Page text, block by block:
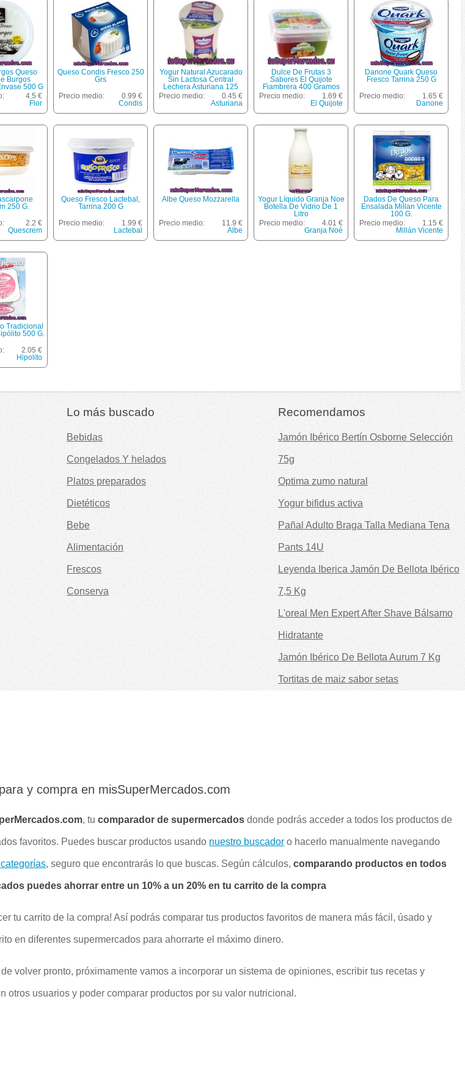
Queso
Burgos
500 G
4.5 €
Flor
Queso Condis Fresco 250
Grs
Precio medio:
0.99 €
Condis
Yogur Natural Azucarado
Sin Lactosa Central
Lechera Asturiana 125
Gramos
Precio medio:
0.45 €
Asturiana
Dulce De Frutas 3
Sabores El Quijote
Fiambrera 400 Gramos
Precio medio:
1.69 €
El Quijote
Danone Quark Queso
Fresco Tarrina 250 G
Precio medio:
1.65 €
Danone
250 G.
2.2 €
Quescrem
Queso Fresco Lactebal,
Tarrina 200 G
Precio medio:
1.99 €
Lactebal
Albe Queso Mozzarella
Precio medio:
11.9 €
Albe
Yogur Líquido Granja Noe
Botella De Vidrio De 1
Litro
Precio medio:
4.01 €
Granja Noé
Dados De Queso Para
Ensalada Millan Vicente
100 G.
Precio medio:
1.15 €
Millán Vicente
Tradicional
500 G.
2.05 €
Hipolito
Lo más buscado
Bebidas
Congelados Y helados
Platos preparados
Dietéticos
Bebe
Alimentación
Frescos
Conserva
Recomendamos
Jamón Ibérico Bertín Osborne Selección
75g
Optima zumo natural
Yogur bifidus activa
Pañal Adulto Braga Talla Mediana Tena
Pants 14U
Leyenda Iberica Jamón De Bellota Ibérico
7,5 Kg
L'oreal Men Expert After Shave Bálsamo
Hidratante
Jamón Ibérico De Bellota Aurum 7 Kg
Tortitas de maiz sabor setas
y compra en misSuperMercados.com
, tucomparador de supermercados donde podrás acceder a todos los productos de
favoritos. Puedes buscar productos usando nuestro buscador o hacerlo manualmente navegando
, seguro que encontrarás lo que buscas. Según cálculos,comparando productos en todos
puedes ahorrar entre un 10% a un 20% en tu carrito de la compra
tu carrito de la compra! Así podrás comparar tus productos favoritos de manera más fácil, úsado y
en diferentes supermercados para ahorrarte el máximo dinero.
volver pronto, próximamente vamos a incorporar un sistema de opiniones, escribir tus recetas y
otros usuarios y poder comparar productos por su valor nutricional.